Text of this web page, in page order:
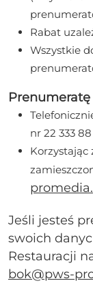
Rabat
Wszystkie
nr 22 333
Jeśli jesteś
swoich
Restauracji
bok@pws-